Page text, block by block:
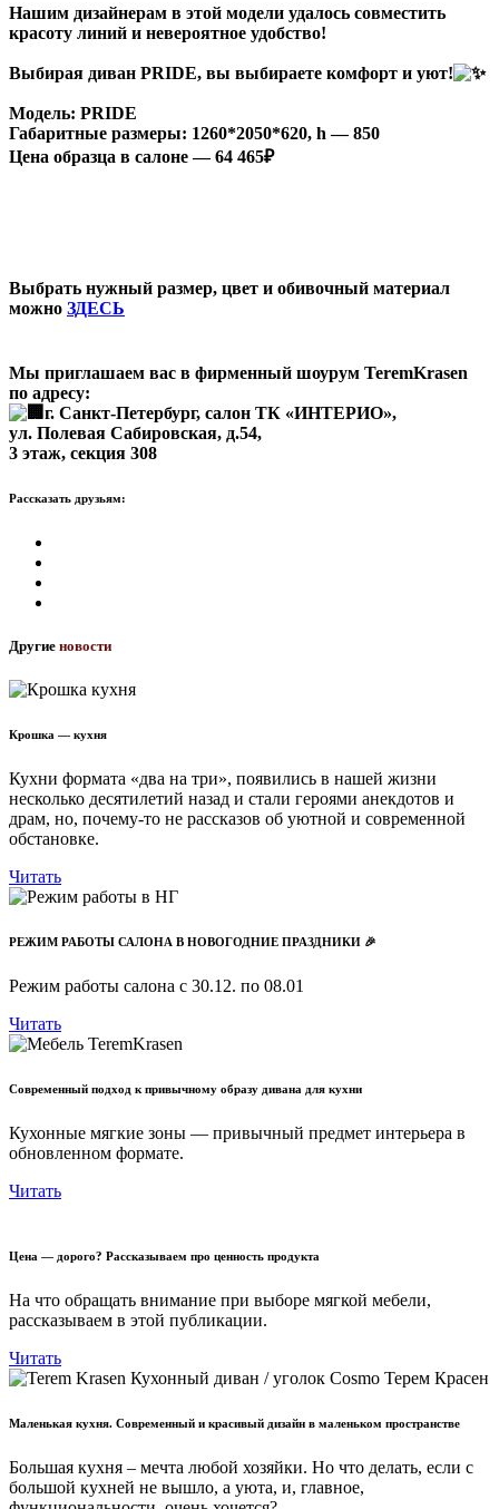
Нашим дизайнерам в этой модели удалось совместить
красоту линий и невероятное удобство!
Выбирая диван PRIDE, вы выбираете комфорт и уют!
Модель: PRIDE
Габаритные размеры: 1260*2050*620, h — 850
Цена образца в салоне — 64 465₽
Выбрать нужный размер, цвет и обивочный материал
можно ЗДЕСЬ
Мы приглашаем вас в фирменный шоурум TeremKrasen
по адресу:
г. Санкт-Петербург, салон ТК «ИНТЕРИО»,
ул. Полевая Сабировская, д.54,
3 этаж, секция 308
Рассказать друзьям:
Другие новости
Крошка — кухня
Кухни формата «два на три», появились в нашей жизни
несколько десятилетий назад и стали героями анекдотов и
драм, но, почему-то не рассказов об уютной и современной
обстановке.
Читать
РЕЖИМ РАБОТЫ САЛОНА В НОВОГОДНИЕ ПРАЗДНИКИ 🎉
Режим работы салона с 30.12. по 08.01
Читать
Современный подход к привычному образу дивана для кухни
Кухонные мягкие зоны — привычный предмет интерьера в
обновленном формате.
Читать
Цена — дорого? Рассказываем про ценность продукта
На что обращать внимание при выборе мягкой мебели,
рассказываем в этой публикации.
Читать
Маленькая кухня. Современный и красивый дизайн в маленьком пространстве
Большая кухня – мечта любой хозяйки. Но что делать, если с
большой кухней не вышло, а уюта, и, главное,